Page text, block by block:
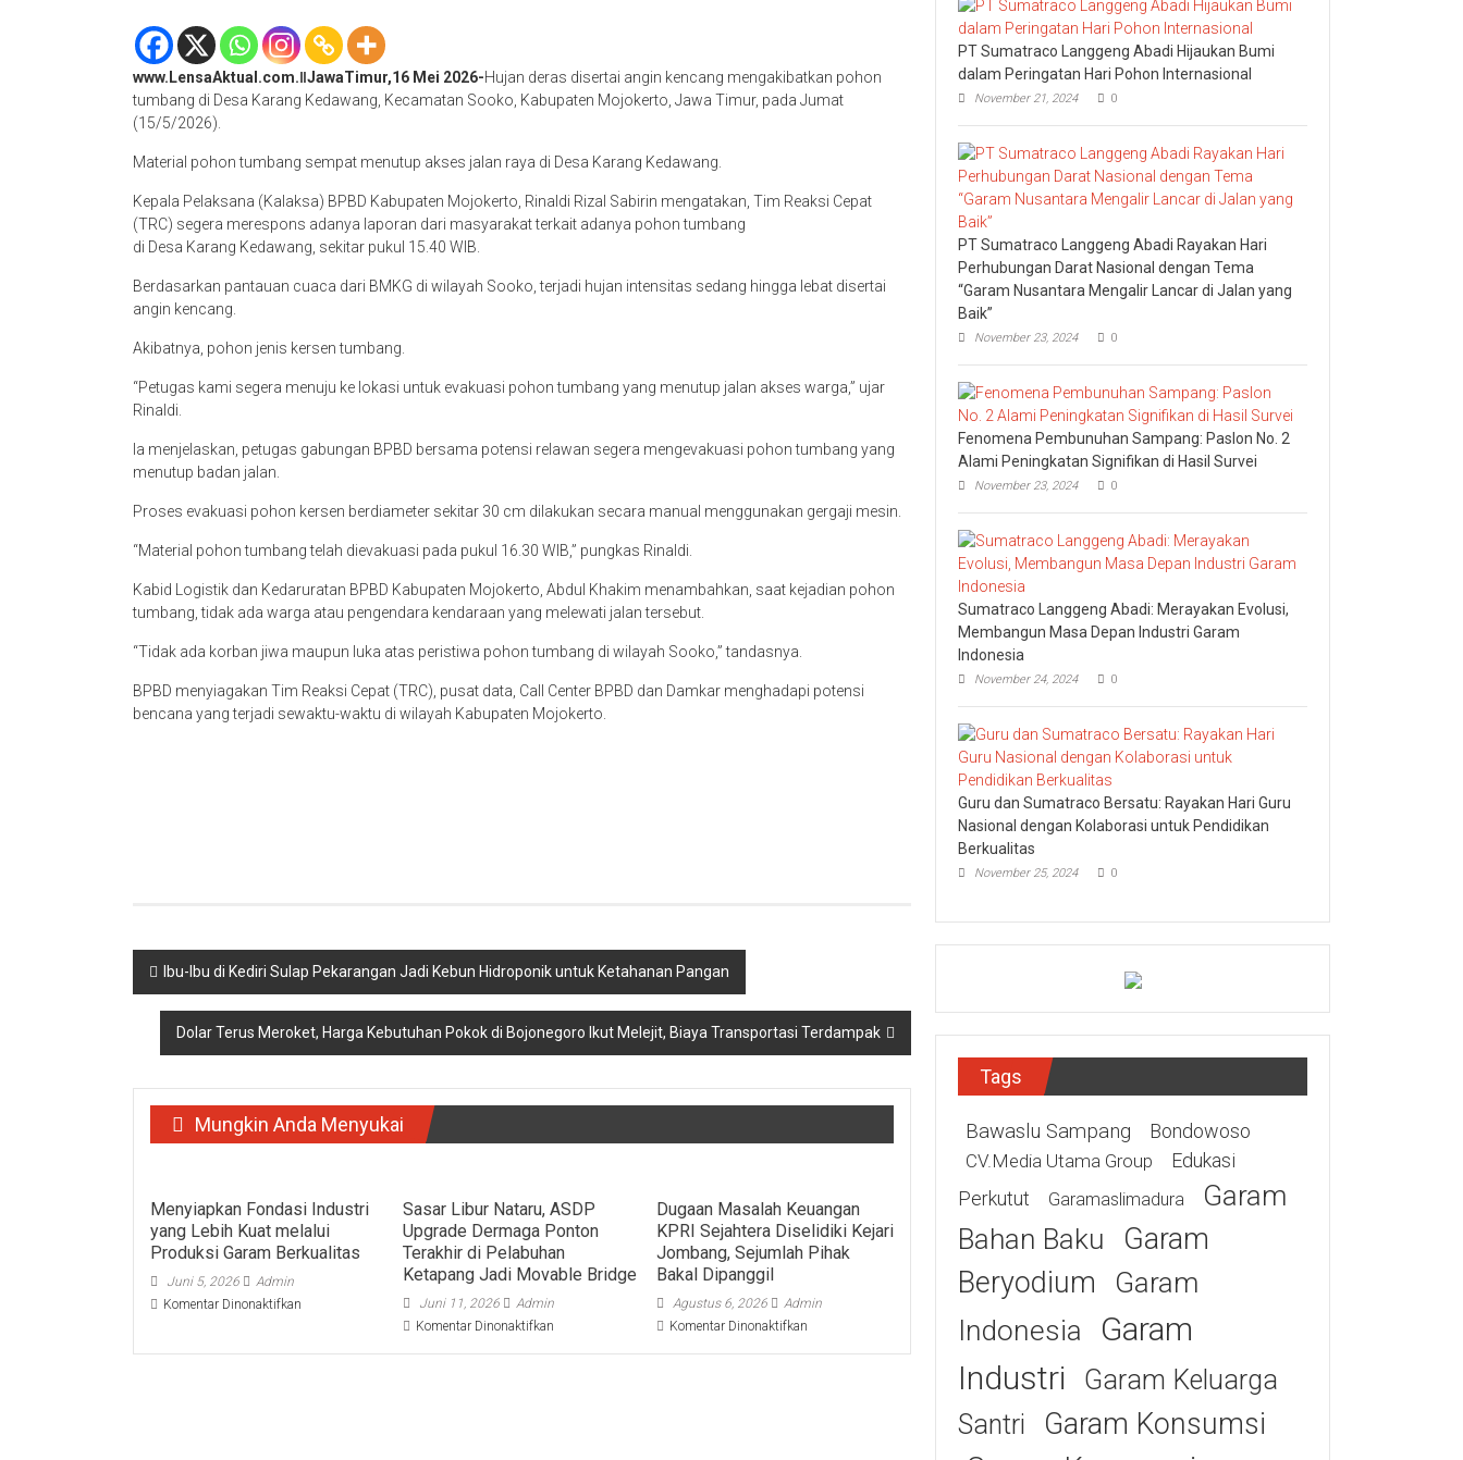
www.LensaAktual.com.ǁJawaTimur,16 Mei 2026-Hujan deras disertai angin kencang mengakibatkan pohon
tumbang di Desa Karang Kedawang, Kecamatan Sooko, Kabupaten Mojokerto, Jawa Timur, pada Jumat
(15/5/2026).
Material pohon tumbang sempat menutup akses jalan raya di Desa Karang Kedawang.
Kepala Pelaksana (Kalaksa) BPBD Kabupaten Mojokerto, Rinaldi Rizal Sabirin mengatakan, Tim Reaksi Cepat
(TRC) segera merespons adanya laporan dari masyarakat terkait adanya pohon tumbang
di Desa Karang Kedawang, sekitar pukul 15.40 WIB.
Berdasarkan pantauan cuaca dari BMKG di wilayah Sooko, terjadi hujan intensitas sedang hingga lebat disertai
angin kencang.
Akibatnya, pohon jenis kersen tumbang.
“Petugas kami segera menuju ke lokasi untuk evakuasi pohon tumbang yang menutup jalan akses warga,” ujar
Rinaldi.
Ia menjelaskan, petugas gabungan BPBD bersama potensi relawan segera mengevakuasi pohon tumbang yang
menutup badan jalan.
Proses evakuasi pohon kersen berdiameter sekitar 30 cm dilakukan secara manual menggunakan gergaji mesin.
“Material pohon tumbang telah dievakuasi pada pukul 16.30 WIB,” pungkas Rinaldi.
Kabid Logistik dan Kedaruratan BPBD Kabupaten Mojokerto, Abdul Khakim menambahkan, saat kejadian pohon
tumbang, tidak ada warga atau pengendara kendaraan yang melewati jalan tersebut.
“Tidak ada korban jiwa maupun luka atas peristiwa pohon tumbang di wilayah Sooko,” tandasnya.
BPBD menyiagakan Tim Reaksi Cepat (TRC), pusat data, Call Center BPBD dan Damkar menghadapi potensi
bencana yang terjadi sewaktu-waktu di wilayah Kabupaten Mojokerto.
Navigasi
pos
Ibu-Ibu di Kediri Sulap Pekarangan Jadi Kebun Hidroponik untuk Ketahanan Pangan
Dolar Terus Meroket, Harga Kebutuhan Pokok di Bojonegoro Ikut Melejit, Biaya Transportasi Terdampak
Mungkin Anda Menyukai
Menyiapkan Fondasi Industri
yang Lebih Kuat melalui
Produksi Garam Berkualitas
Juni 5, 2026
Admin
Komentar Dinonaktifkan
Sasar Libur Nataru, ASDP
Upgrade Dermaga Ponton
Terakhir di Pelabuhan
Ketapang Jadi Movable Bridge
Juni 11, 2026
Admin
Komentar Dinonaktifkan
Dugaan Masalah Keuangan
KPRI Sejahtera Diselidiki Kejari
Jombang, Sejumlah Pihak
Bakal Dipanggil
Agustus 6, 2026
Admin
Komentar Dinonaktifkanpada
PT Sumatraco Langgeng Abadi Hijaukan Bumi
dalam Peringatan Hari Pohon Internasional
November 21, 2024 0
PT Sumatraco Langgeng Abadi Rayakan Hari
Perhubungan Darat Nasional dengan Tema
“Garam Nusantara Mengalir Lancar di Jalan yang
Baik”
November 23, 2024 0
Fenomena Pembunuhan Sampang: Paslon No. 2
Alami Peningkatan Signifikan di Hasil Survei
November 23, 2024 0
Sumatraco Langgeng Abadi: Merayakan Evolusi,
Membangun Masa Depan Industri Garam
Indonesia
November 24, 2024 0
Guru dan Sumatraco Bersatu: Rayakan Hari Guru
Nasional dengan Kolaborasi untuk Pendidikan
Berkualitas
November 25, 2024 0
Tags
Bawaslu Sampang Bondowoso
CV.Media Utama Group
Edukasi
Perkutut
Garamaslimadura
Garam
Bahan Baku
Garam
Beryodium
Garam
Indonesia
Garam
Industri
Garam Keluarga
Santri
Garam Konsumsi